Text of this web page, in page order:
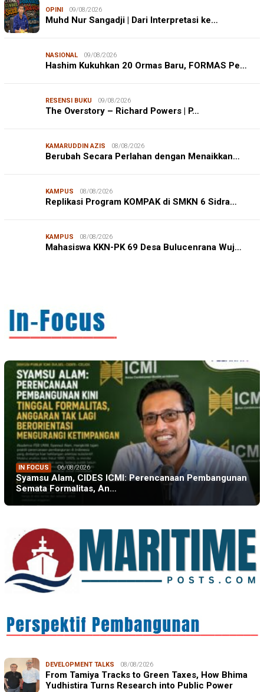
OPINI 09/08/2026
Muhd Nur Sangadji | Dari Interpretasi ke…
NASIONAL 09/08/2026
Hashim Kukuhkan 20 Ormas Baru, FORMAS Pe…
RESENSI BUKU 09/08/2026
The Overstory – Richard Powers | P…
KAMARUDDIN AZIS 08/08/2026
Berubah Secara Perlahan dengan Menaikkan…
KAMPUS 08/08/2026
Replikasi Program KOMPAK di SMKN 6 Sidra…
KAMPUS 08/08/2026
Mahasiswa KKN-PK 69 Desa Bulucenrana Wuj…
JURNALISME WARGA 08/08/2026
IN FOCUS 06/08/2026
Syamsu Alam, CIDES ICMI: Perencanaan Pembangunan
Semata Formalitas, An…
DEVELOPMENT TALKS 08/08/2026
From Tamiya Tracks to Green Taxes, How Bhima
Yudhistira Turns Research into Public Power